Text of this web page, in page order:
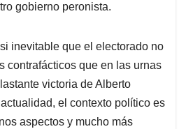
gobierno peronista.
inevitable que el electorado no
contrafácticos que en las urnas
victoria de Alberto
el contexto político es
aspectos y mucho más